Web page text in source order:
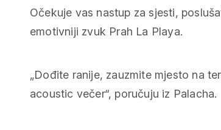
Očekuje vas nastup za sjesti,
emotivniji zvuk Prah La Playa.
„Dođite ranije, zauzmite mjesto na
acoustic večer“, poručuju iz Palacha.